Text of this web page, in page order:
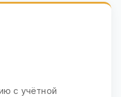
с учётной